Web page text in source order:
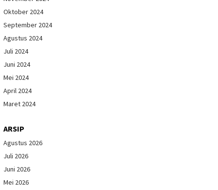
Oktober 2024
September 2024
Agustus 2024
Juli 2024
Juni 2024
Mei 2024
April 2024
Maret 2024
ARSIP
Agustus 2026
Juli 2026
Juni 2026
Mei 2026